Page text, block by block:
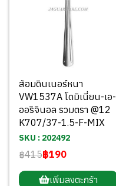
ส้อมดินเนอร์หนา
VW1537A โดมิเนี่ยน-เอ-
ออริจินอล รวมตรา @12
K707/37-1.5-F-MIX
SKU : 202492
฿415฿190
เพิ่มลงตะกร้า